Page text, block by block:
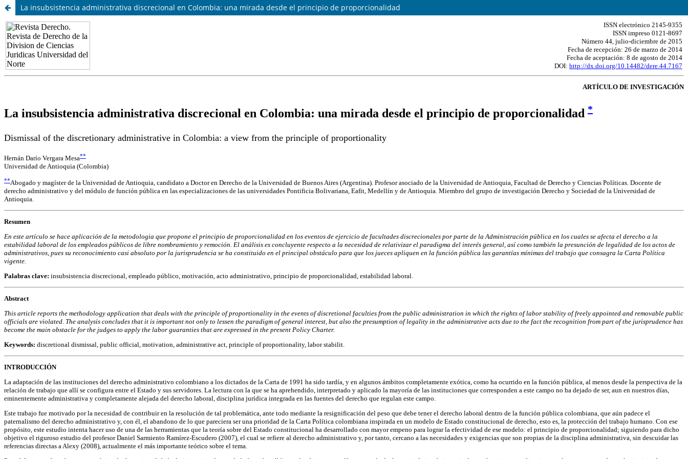
La insubsistencia administrativa discrecional en Colombia: una mirada desde el principio de proporcionalidad